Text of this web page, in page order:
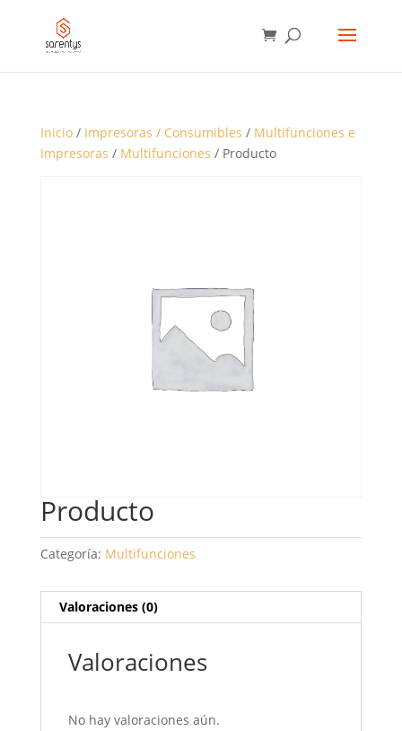
PRODUCTOS
Inicio/ Impresoras / Consumibles / Multifunciones e
Impresoras / Multifunciones / Producto
Producto
Categoría: Multifunciones
Valoraciones (0)
Valoraciones
No hay valoraciones aún.